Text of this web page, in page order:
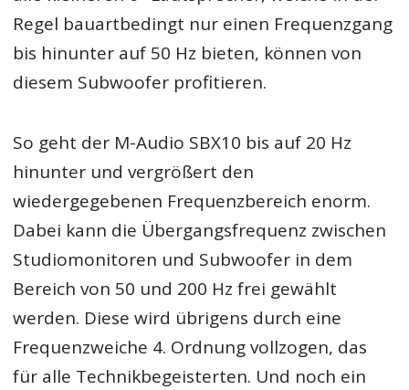
Regel bauartbedingt nur einen Frequenzgang
bis hinunter auf 50 Hz bieten, können von
diesem Subwoofer profitieren.
So geht der M-Audio SBX10 bis auf 20 Hz
hinunter und vergrößert den
wiedergegebenen Frequenzbereich enorm.
Dabei kann die Übergangsfrequenz zwischen
Studiomonitoren und Subwoofer in dem
Bereich von 50 und 200 Hz frei gewählt
werden. Diese wird übrigens durch eine
Frequenzweiche 4. Ordnung vollzogen, das
für alle Technikbegeisterten. Und noch ein